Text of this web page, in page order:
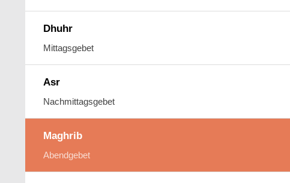
Dhuhr
Mittagsgebet
Asr
Nachmittagsgebet
Maghrib
Abendgebet